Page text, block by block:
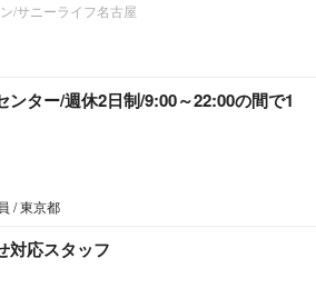
/サニーライフ名古屋
ンター/週休2日制/9:00～22:00の間で1
/ 東京都
対応スタッフ